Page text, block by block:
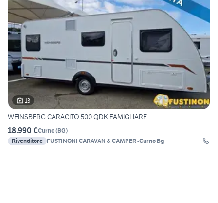
13
WEINSBERG CARACITO 500 QDK FAMIGLIARE
18.990 €Curno(BG)
Rivenditore FUSTINONI CARAVAN & CAMPER -Curno Bg